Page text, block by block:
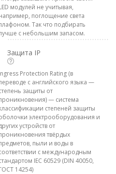
модулей не учитывая,
поглощение света
Так что подбирать
с небольшим запасом.
Защита IP
Protection Rating (в
с английского языка —
защиты от
— система
степеней защиты
электрооборудования и
устройств от
твёрдых
пыли и воды в
с международным
IEC 60529 (DIN 40050,
14254)